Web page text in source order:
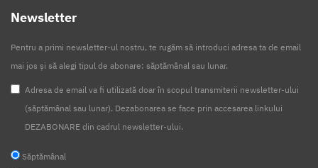
Newsletter
Pentru a primi newsletter-ul nostru, te rugăm să introduci adresa ta de email
mai jos și să alegi tipul de abonare: săptămânal sau lunar.
Adresa de email va fi utilizată doar în scopul transmiterii newsletter-ului
(săptămânal sau lunar). Dezabonarea se face prin accesarea linkului
DEZABONARE din cadrul newsletter-ului.
Săptămânal